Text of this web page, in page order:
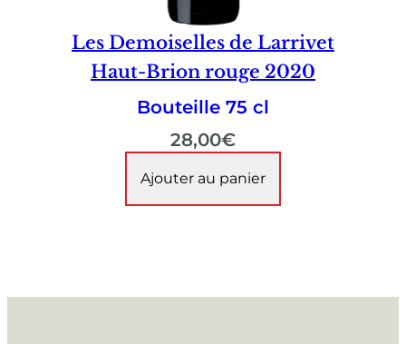
Les Demoiselles de Larrivet
Haut-Brion rouge 2020
Bouteille 75 cl
28,00€
Ajouter au panier